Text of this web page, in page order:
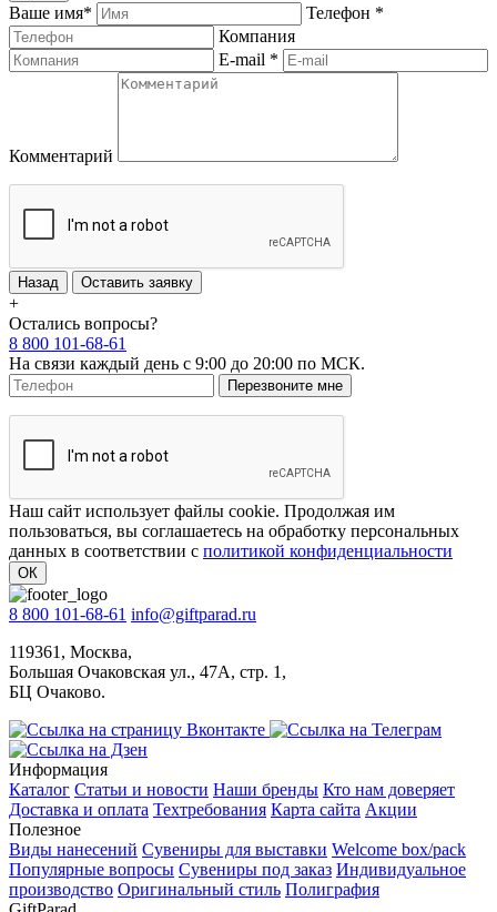
Ваше имя* Телефон *
Компания
E-mail *
Комментарий
Назад Оставить заявку
+
Остались вопросы?
8 800 101-68-61
На связи каждый день с 9:00 до 20:00 по МСК.
Перезвоните мне
Наш сайт использует файлы cookie. Продолжая им
пользоваться, вы соглашаетесь на обработку персональных
данных в соответствии с политикой конфиденциальности
ОК
8 800 101-68-61 info@giftparad.ru
119361, Москва,
Большая Очаковская ул., 47А, стр. 1,
БЦ Очаково.
Информация
Каталог Статьи и новости Наши бренды Кто нам доверяет
Доставка и оплата Техтребования Карта сайта Акции
Полезное
Виды нанесений Сувениры для выставки Welcome box/pack
Популярные вопросы Сувениры под заказ Индивидуальное
производство Оригинальный стиль Полиграфия